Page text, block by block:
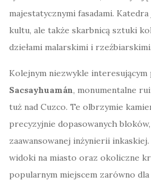
majestatycznymi fasadami.
kultu, ale także skarbnicą sztuki
dziełami malarskimi i rzeźbiarskimi.
Kolejnym niezwykle
Sacsayhuamán, monumentalne
tuż nad Cuzco. Te olbrzymie
precyzyjnie dopasowanych
zaawansowanej inżynierii
widoki na miasto oraz okoliczne
popularnym miejscem zarówno